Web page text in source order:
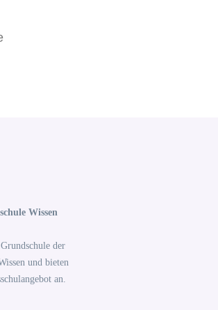
Wissen
der
und bieten
an.